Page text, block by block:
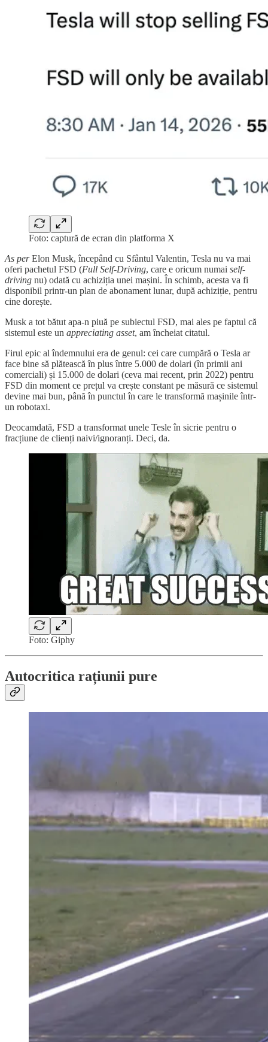
Foto: captură de ecran din platforma X
As perElon Musk, începând cu Sfântul Valentin, Tesla nu va mai
oferi pachetul FSD (Full Self-Driving, care e oricum numai self-
driving nu) odată cu achiziția unei mașini. În schimb, acesta va fi
disponibil printr-un plan de abonament lunar, după achiziție, pentru
cine dorește.
Musk a tot bătut apa-n piuă pe subiectul FSD, mai ales pe faptul că
sistemul este un appreciating asset, am încheiat citatul.
Firul epic al îndemnului era de genul: cei care cumpără o Tesla ar
face bine să plătească în plus între 5.000 de dolari (în primii ani
comerciali) și 15.000 de dolari (ceva mai recent, prin 2022) pentru
FSD din moment ce prețul va crește constant pe măsură ce sistemul
devine mai bun, până în punctul în care le transformă mașinile într-
un robotaxi.
Deocamdată, FSD a transformat unele Tesle în sicrie pentru o
fracțiune de clienți naivi/ignoranți. Deci, da.
Foto: Giphy
Autocritica rațiunii pure